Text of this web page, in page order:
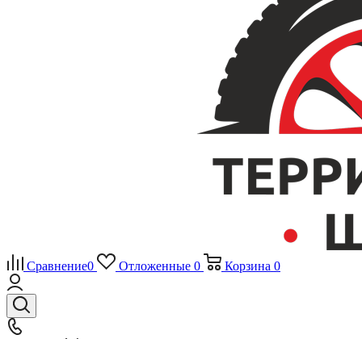
Сравнение0 Отложенные 0 Корзина 0